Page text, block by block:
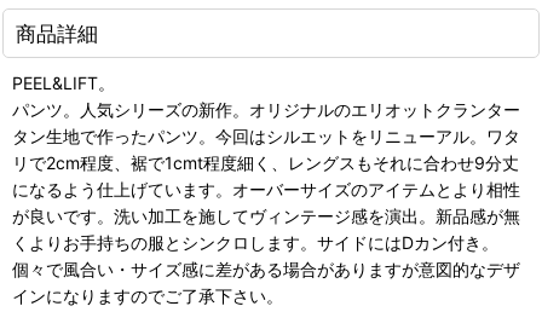
商品詳細
PEEL&LIFT。
パンツ。人気シリーズの新作。オリジナルのエリオットクランター
タン生地で作ったパンツ。今回はシルエットをリニューアル。ワタ
リで2cm程度、裾で1cmt程度細く、レングスもそれに合わせ9分丈
になるよう仕上げています。オーバーサイズのアイテムとより相性
が良いです。洗い加工を施してヴィンテージ感を演出。新品感が無
くよりお手持ちの服とシンクロします。サイドにはDカン付き。
個々で風合い・サイズ感に差がある場合がありますが意図的なデザ
インになりますのでご了承下さい。